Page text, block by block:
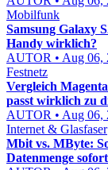
Mobilfunk
Samsung Galaxy
Handy wirklich?
AUTOR • Aug 06,
Festnetz
Vergleich
passt wirklich zu
AUTOR • Aug 06,
Internet & Glasfaser
Mbit vs. MByte:
Datenmenge